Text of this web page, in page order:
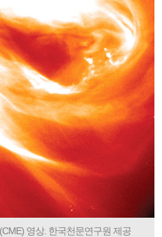
영상. 한국천문연구원 제공